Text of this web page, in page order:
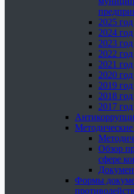
2025 год
2024 год
2023 год
2022 год
2021 год
2020 год
2019 год
2018 год
2017 год
Обзор
сфере
Формы